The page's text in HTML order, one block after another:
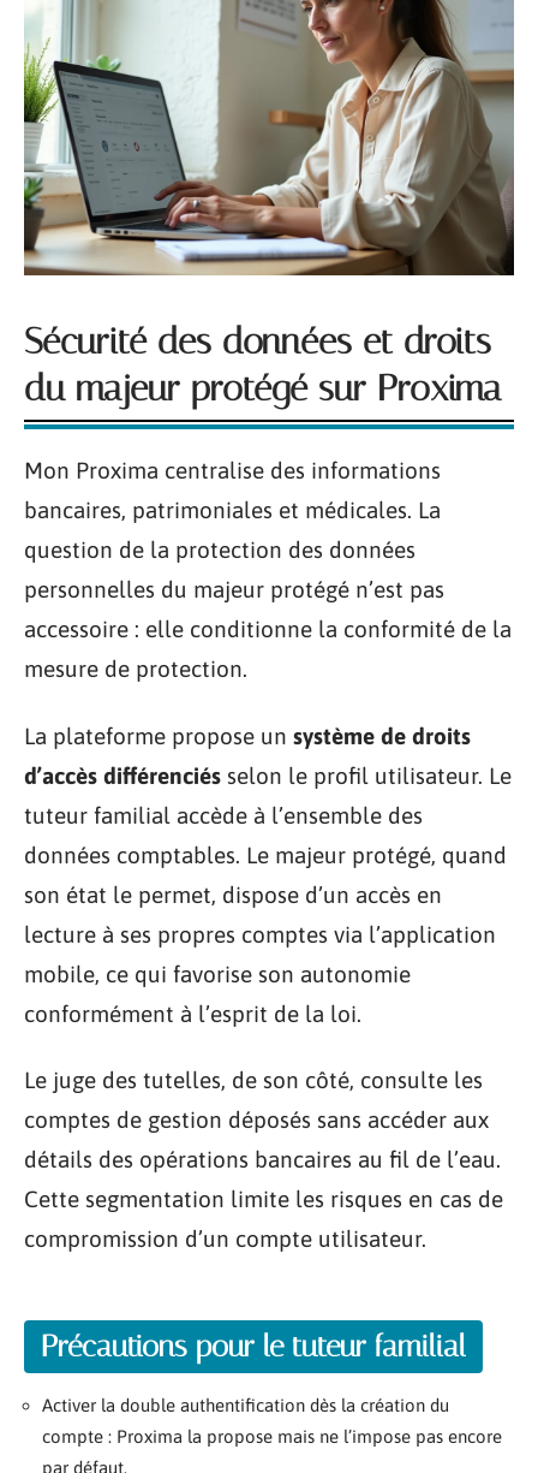
Sécurité des données et droits
du majeur protégé sur Proxima
Mon Proxima centralise des informations
bancaires, patrimoniales et médicales. La
question de la protection des données
personnelles du majeur protégé n’est pas
accessoire : elle conditionne la conformité de la
mesure de protection.
La plateforme propose un système de droits
d’accès différenciés selon le profil utilisateur. Le
tuteur familial accède à l’ensemble des
données comptables. Le majeur protégé, quand
son état le permet, dispose d’un accès en
lecture à ses propres comptes via l’application
mobile, ce qui favorise son autonomie
conformément à l’esprit de la loi.
Le juge des tutelles, de son côté, consulte les
comptes de gestion déposés sans accéder aux
détails des opérations bancaires au fil de l’eau.
Cette segmentation limite les risques en cas de
compromission d’un compte utilisateur.
Précautions pour le tuteur familial
Activer la double authentification dès la création du
compte : Proxima la propose mais ne l’impose pas encore
par défaut.